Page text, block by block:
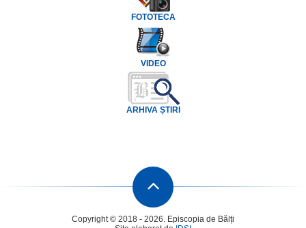
FOTOTECA
VIDEO
ARHIVA ȘTIRI
Copyright © 2018 - 2026. Episcopia de Bălți